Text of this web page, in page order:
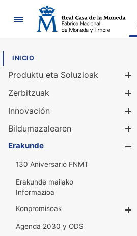
Nabigazioa
INICIO
Produktu eta Soluzioak
Zerbitzuak
Innovación
Bildumazalearen
Erakunde
130 Aniversario FNMT
Erakunde mailako
Informazioa
Konpromisoak
Agenda 2030 y ODS